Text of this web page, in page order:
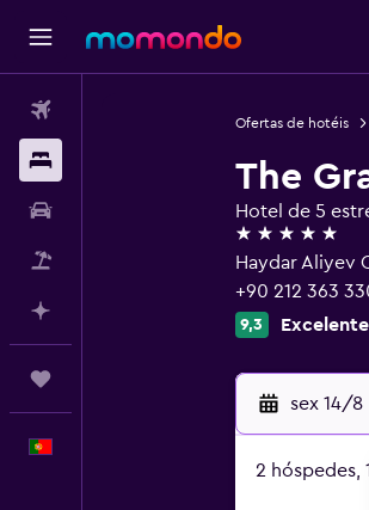
Ofertas de hotéis
The
Hotel de 5
5 estrelas
Haydar Aliyev
+90 212 363
9,3 Excelente
sex 14/8
2 hóspedes,